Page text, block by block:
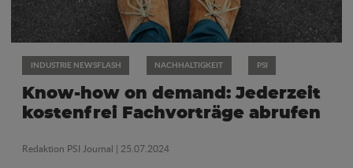
INDUSTRIE NEWSFLASH NACHHALTIGKEIT PSI
Know-how on demand: Jederzeit
kostenfrei Fachvorträge abrufen
Redaktion PSI Journal | 25.07.2024